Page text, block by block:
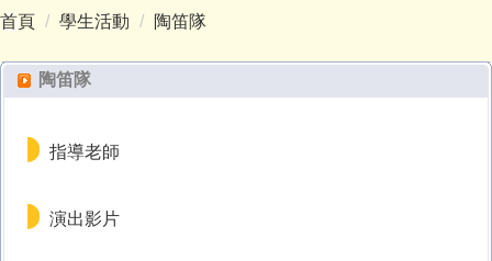
首頁 學生活動 陶笛隊
陶笛隊
指導老師
演出影片